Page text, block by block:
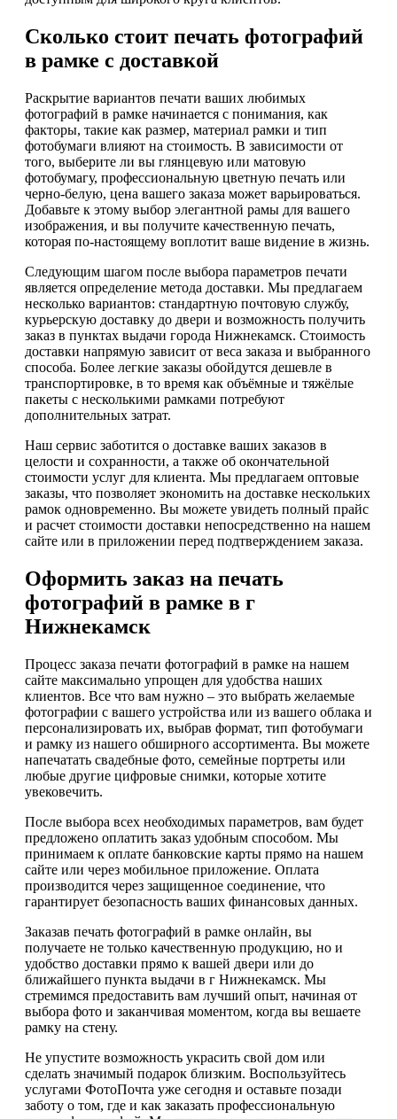
Сколько стоит печать фотографий
в рамке с доставкой
Раскрытие вариантов печати ваших любимых
фотографий в рамке начинается с понимания, как
факторы, такие как размер, материал рамки и тип
фотобумаги влияют на стоимость. В зависимости от
того, выберите ли вы глянцевую или матовую
фотобумагу, профессиональную цветную печать или
черно-белую, цена вашего заказа может варьироваться.
Добавьте к этому выбор элегантной рамы для вашего
изображения, и вы получите качественную печать,
которая по-настоящему воплотит ваше видение в жизнь.
Следующим шагом после выбора параметров печати
является определение метода доставки. Мы предлагаем
несколько вариантов: стандартную почтовую службу,
курьерскую доставку до двери и возможность получить
заказ в пунктах выдачи города Нижнекамск. Стоимость
доставки напрямую зависит от веса заказа и выбранного
способа. Более легкие заказы обойдутся дешевле в
транспортировке, в то время как объёмные и тяжёлые
пакеты с несколькими рамками потребуют
дополнительных затрат.
Наш сервис заботится о доставке ваших заказов в
целости и сохранности, а также об окончательной
стоимости услуг для клиента. Мы предлагаем оптовые
заказы, что позволяет экономить на доставке нескольких
рамок одновременно. Вы можете увидеть полный прайс
и расчет стоимости доставки непосредственно на нашем
сайте или в приложении перед подтверждением заказа.
Оформить заказ на печать
фотографий в рамке в г
Нижнекамск
Процесс заказа печати фотографий в рамке на нашем
сайте максимально упрощен для удобства наших
клиентов. Все что вам нужно – это выбрать желаемые
фотографии с вашего устройства или из вашего облака и
персонализировать их, выбрав формат, тип фотобумаги
и рамку из нашего обширного ассортимента. Вы можете
напечатать свадебные фото, семейные портреты или
любые другие цифровые снимки, которые хотите
увековечить.
После выбора всех необходимых параметров, вам будет
предложено оплатить заказ удобным способом. Мы
принимаем к оплате банковские карты прямо на нашем
сайте или через мобильное приложение. Оплата
производится через защищенное соединение, что
гарантирует безопасность ваших финансовых данных.
Заказав печать фотографий в рамке онлайн, вы
получаете не только качественную продукцию, но и
удобство доставки прямо к вашей двери или до
ближайшего пункта выдачи в г Нижнекамск. Мы
стремимся предоставить вам лучший опыт, начиная от
выбора фото и заканчивая моментом, когда вы вешаете
рамку на стену.
Не упустите возможность украсить свой дом или
сделать значимый подарок близким. Воспользуйтесь
услугами ФотоПочта уже сегодня и оставьте позади
заботу о том, где и как заказать профессиональную